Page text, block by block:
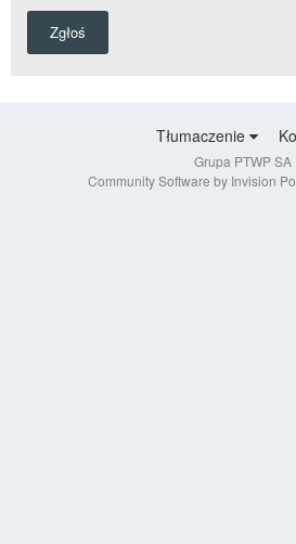
Zgłoś
Tłumaczenie
Grupa PTWP SA
Community Software by Invision